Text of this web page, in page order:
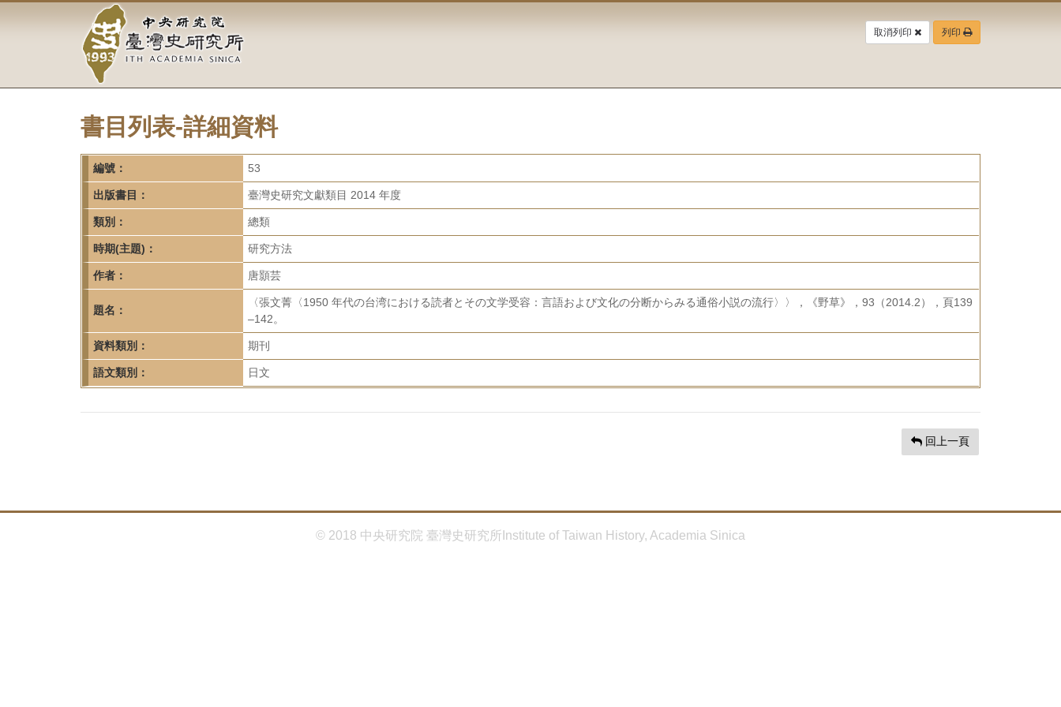
容
中
央
研
究
院-
臺
灣
史
研
究
所-
首
頁
取消列印 列印
書目列表-詳細資料
編號： 53
出版書目： 臺灣史研究文獻類目 2014 年度
類別： 總類
時期(主題)： 研究方法
作者： 唐顥芸
題名：
〈張文菁〈1950 年代の台湾における読者とその文学受容：言語および文化の分断からみる通俗小説の流行〉〉，《野草》，93（2014.2），頁139
–142。
資料類別： 期刊
語文類別： 日文
回上一頁
© 2018 中央研究院 臺灣史研究所Institute of Taiwan History, Academia Sinica